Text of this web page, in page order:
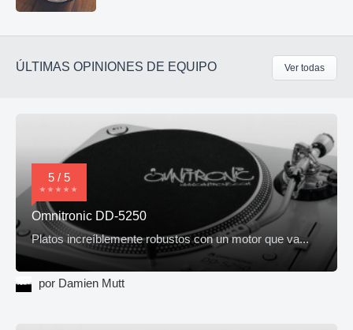
ÚLTIMAS OPINIONES DE EQUIPO Ver todas
5 / 5
Omnitronic DD-5250
Platos increíblemente robustos con un motor que va...
por Damien Mutt